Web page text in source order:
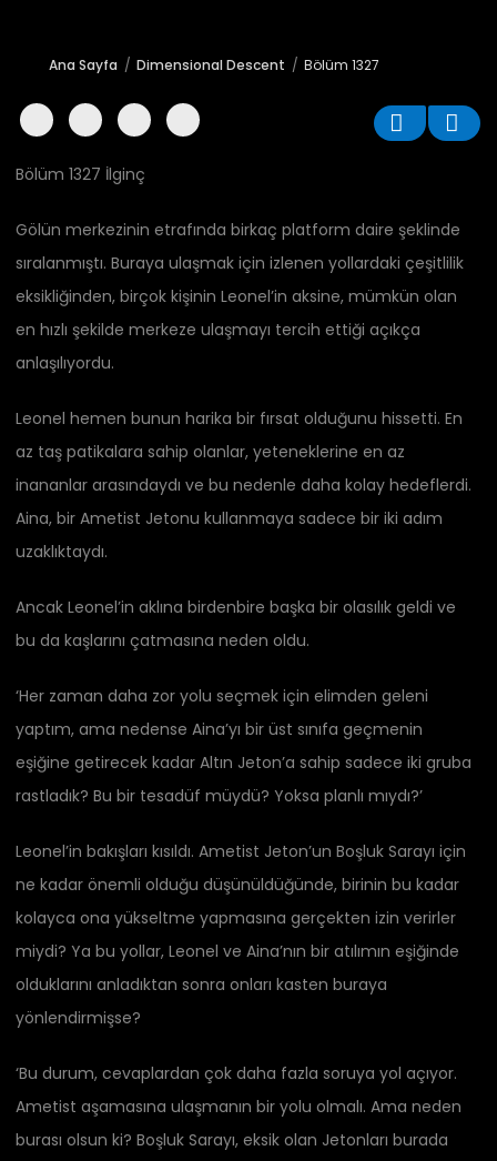
Ana Sayfa Dimensional Descent Bölüm 1327
Bölüm 1327 İlginç
Gölün merkezinin etrafında birkaç platform daire şeklinde
sıralanmıştı. Buraya ulaşmak için izlenen yollardaki çeşitlilik
eksikliğinden, birçok kişinin Leonel’in aksine, mümkün olan
en hızlı şekilde merkeze ulaşmayı tercih ettiği açıkça
anlaşılıyordu.
Leonel hemen bunun harika bir fırsat olduğunu hissetti. En
az taş patikalara sahip olanlar, yeteneklerine en az
inananlar arasındaydı ve bu nedenle daha kolay hedeflerdi.
Aina, bir Ametist Jetonu kullanmaya sadece bir iki adım
uzaklıktaydı.
Ancak Leonel’in aklına birdenbire başka bir olasılık geldi ve
bu da kaşlarını çatmasına neden oldu.
‘Her zaman daha zor yolu seçmek için elimden geleni
yaptım, ama nedense Aina’yı bir üst sınıfa geçmenin
eşiğine getirecek kadar Altın Jeton’a sahip sadece iki gruba
rastladık? Bu bir tesadüf müydü? Yoksa planlı mıydı?’
Leonel’in bakışları kısıldı. Ametist Jeton’un Boşluk Sarayı için
ne kadar önemli olduğu düşünüldüğünde, birinin bu kadar
kolayca ona yükseltme yapmasına gerçekten izin verirler
miydi? Ya bu yollar, Leonel ve Aina’nın bir atılımın eşiğinde
olduklarını anladıktan sonra onları kasten buraya
yönlendirmişse?
‘Bu durum, cevaplardan çok daha fazla soruya yol açıyor.
Ametist aşamasına ulaşmanın bir yolu olmalı. Ama neden
burası olsun ki? Boşluk Sarayı, eksik olan Jetonları burada